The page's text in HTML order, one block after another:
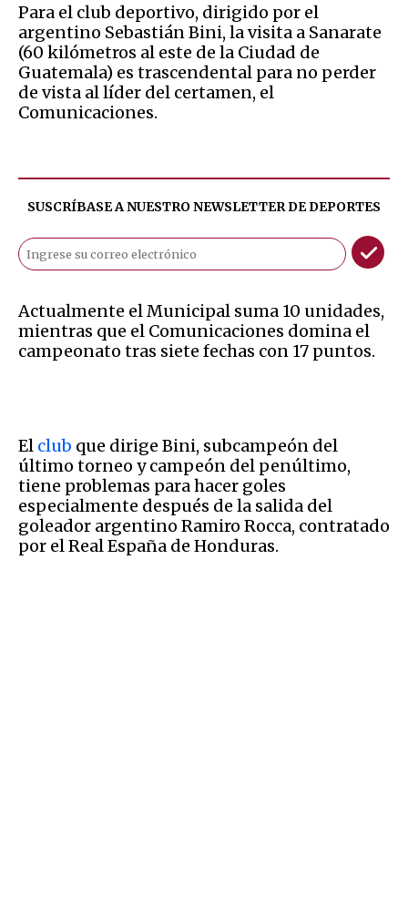
Para el club deportivo, dirigido por el
argentino Sebastián Bini, la visita a Sanarate
(60 kilómetros al este de la Ciudad de
Guatemala) es trascendental para no perder
de vista al líder del certamen, el
Comunicaciones.
SUSCRÍBASE A NUESTRO NEWSLETTER DEDEPORTES
Actualmente el Municipal suma 10 unidades,
mientras que el Comunicaciones domina el
campeonato tras siete fechas con 17 puntos.
El club que dirige Bini, subcampeón del
último torneo y campeón del penúltimo,
tiene problemas para hacer goles
especialmente después de la salida del
goleador argentino Ramiro Rocca, contratado
por el Real España de Honduras.